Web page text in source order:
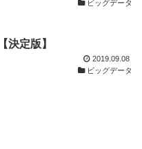
ビッグデータ
決定版】
2019.09.08
ビッグデータ